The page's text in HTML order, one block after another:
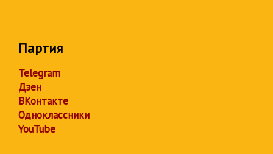
Партия
Telegram
Дзен
ВКонтакте
Одноклассники
YouTube